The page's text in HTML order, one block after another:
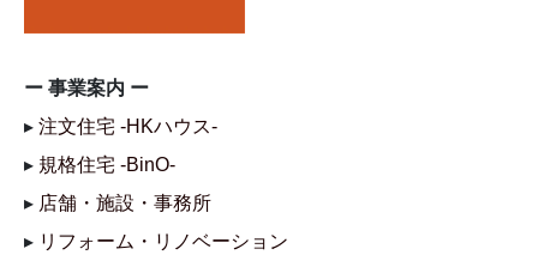
ー 事業案内 ー
▸ 注文住宅 -HKハウス-
▸ 規格住宅 -BinO-
▸ 店舗・施設・事務所
▸ リフォーム・リノベーション